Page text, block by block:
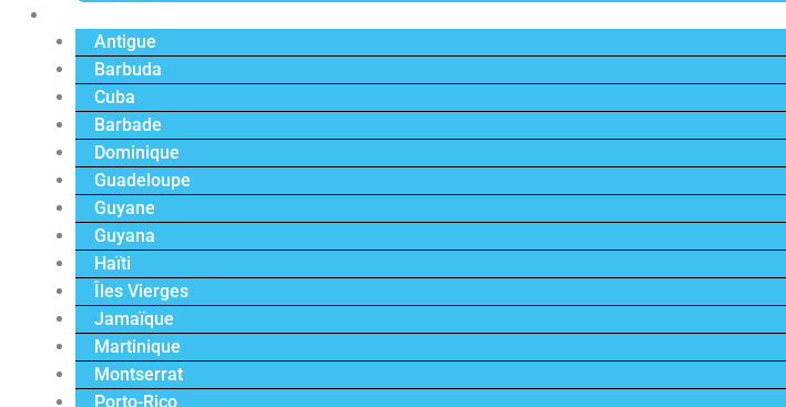
Antigue
Barbuda
Cuba
Barbade
Dominique
Guadeloupe
Guyane
Guyana
Haïti
Îles Vierges
Jamaïque
Martinique
Montserrat
Porto-Rico